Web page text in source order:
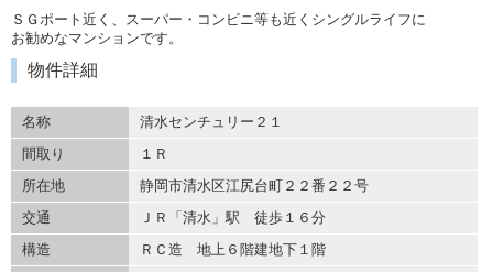
ＳＧポート近く、スーパー・コンビニ等も近くシングルライフに
お勧めなマンションです。
物件詳細
名称
清水センチュリー２１
間取り
１Ｒ
所在地
静岡市清水区江尻台町２２番２２号
交通
ＪＲ「清水」駅 徒歩１６分
構造
ＲＣ造 地上６階建地下１階